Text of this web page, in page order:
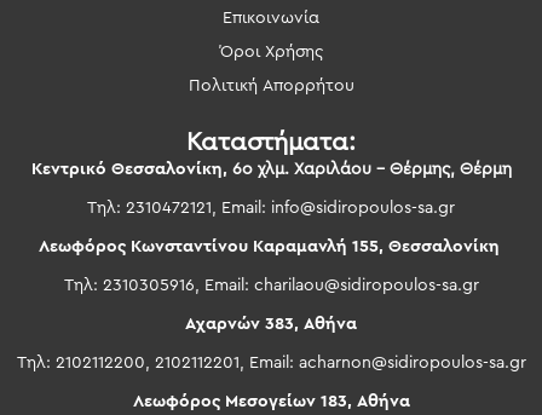
Επικοινωνία
Όροι Χρήσης
Πολιτική Απορρήτου
Καταστήματα:
Κεντρικό Θεσσαλονίκη, 6ο χλμ. Χαριλάου – Θέρμης, Θέρμη
Τηλ: 2310472121, Email: info@sidiropoulos-sa.gr
Λεωφόρος Κωνσταντίνου Καραμανλή 155, Θεσσαλονίκη
Τηλ: 2310305916, Email: charilaou@sidiropoulos-sa.gr
Αχαρνών 383, Αθήνα
Τηλ: 2102112200, 2102112201, Email: acharnon@sidiropoulos-sa.gr
Λεωφόρος Μεσογείων 183, Αθήνα